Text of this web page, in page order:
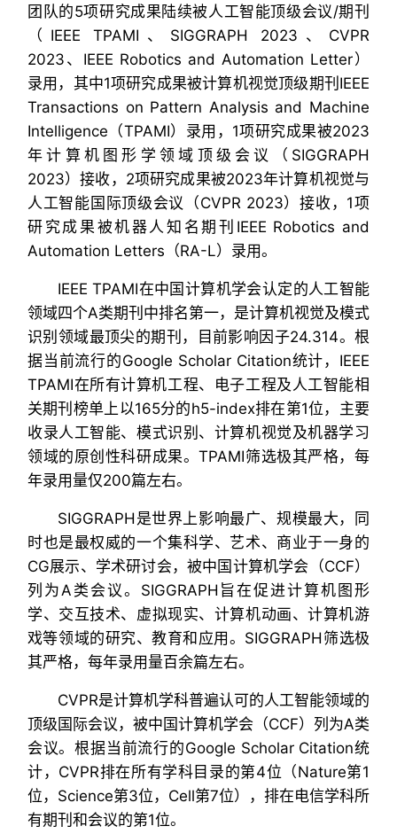
团队的5项研究成果陆续被人工智能顶级会议/期刊
（IEEE TPAMI、SIGGRAPH 2023、CVPR
2023、IEEE Robotics and Automation Letter）
录用，其中1项研究成果被计算机视觉顶级期刊IEEE
Transactions on Pattern Analysis and Machine
Intelligence（TPAMI）录用，1项研究成果被2023
年计算机图形学领域顶级会议（SIGGRAPH
2023）接收，2项研究成果被2023年计算机视觉与
人工智能国际顶级会议（CVPR 2023）接收，1项
研究成果被机器人知名期刊IEEE Robotics and
Automation Letters（RA-L）录用。
IEEE TPAMI在中国计算机学会认定的人工智能
领域四个A类期刊中排名第一，是计算机视觉及模式
识别领域最顶尖的期刊，目前影响因子24.314。根
据当前流行的Google Scholar Citation统计，IEEE
TPAMI在所有计算机工程、电子工程及人工智能相
关期刊榜单上以165分的h5-index排在第1位，主要
收录人工智能、模式识别、计算机视觉及机器学习
领域的原创性科研成果。TPAMI筛选极其严格，每
年录用量仅200篇左右。
SIGGRAPH是世界上影响最广、规模最大，同
时也是最权威的一个集科学、艺术、商业于一身的
CG展示、学术研讨会，被中国计算机学会（CCF）
列为A类会议。SIGGRAPH旨在促进计算机图形
学、交互技术、虚拟现实、计算机动画、计算机游
戏等领域的研究、教育和应用。SIGGRAPH筛选极
其严格，每年录用量百余篇左右。
CVPR是计算机学科普遍认可的人工智能领域的
顶级国际会议，被中国计算机学会（CCF）列为A类
会议。根据当前流行的Google Scholar Citation统
计，CVPR排在所有学科目录的第4位（Nature第1
位，Science第3位，Cell第7位），排在电信学科所
有期刊和会议的第1位。